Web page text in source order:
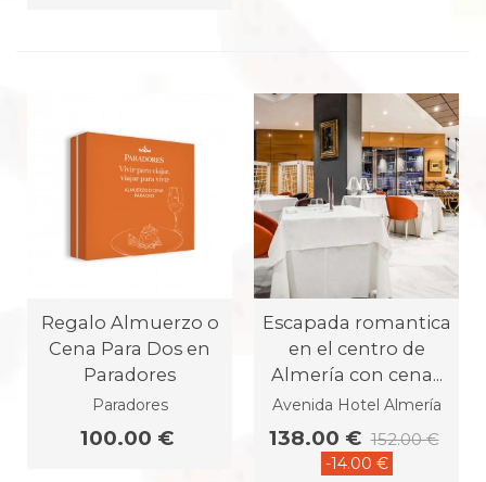
Regalo Almuerzo o
Cena Para Dos en
Paradores
Paradores
100.00 €
Escapada romantica
en el centro de
Almería con cena...
Avenida Hotel Almería
138.00 € 152.00 €
-14.00 €